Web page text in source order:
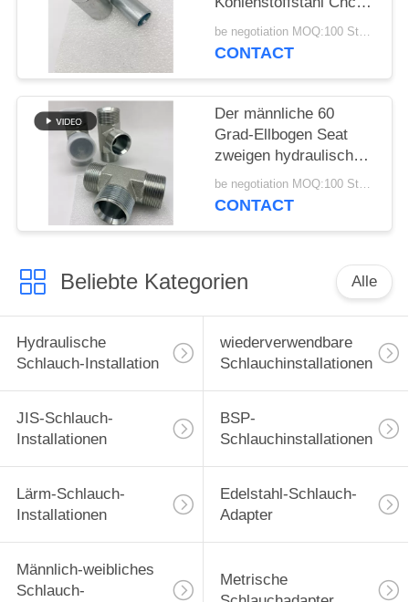
Standardmaschine
Eaton hydraulische
be negotiation MOQ:100 Stücke
CONTACT
Der männliche 60
Grad-Ellbogen Seat
zweigen hydraulische
Schlauch-Installationen
Bsp ab
be negotiation MOQ:100 Stücke
CONTACT
Beliebte Kategorien Alle
Hydraulische
Schlauch-Installation
wiederverwendbare
Schlauchinstallationen
JIS-Schlauch-
Installationen
BSP-
Schlauchinstallationen
Lärm-Schlauch-
Installationen
Edelstahl-Schlauch-
Adapter
Männlich-weibliches
Schlauch-
Metrische